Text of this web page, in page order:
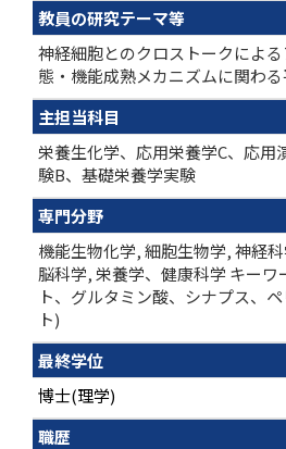
教員の研究テーマ等
神経細胞とのクロストークによ
態・機能成熟メカニズムに関わ
主担当科目
栄養生化学、応用栄養学C、応用
験B、基礎栄養学実験
専門分野
機能生物化学, 細胞生物学, 神経
脳科学, 栄養学、健康科学 キーワ
ト、グルタミン酸、シナプス、
ト)
最終学位
博士(理学)
職歴